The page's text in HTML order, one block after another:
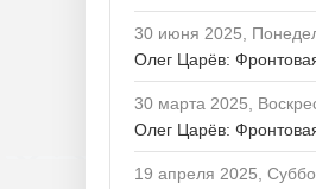
30 июня 2025,
Олег Царёв:
30 марта 2025,
Олег Царёв:
19 апреля 2025,